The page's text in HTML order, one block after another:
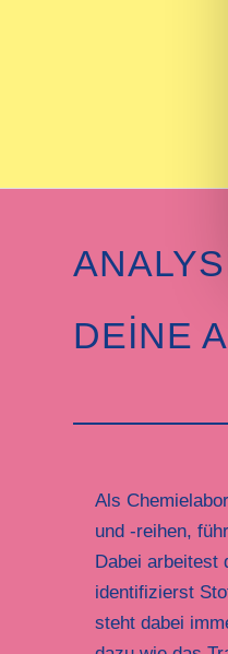
DEINE
Als
und -reihen,
Dabei arbeitest
identifizierst
steht dabei